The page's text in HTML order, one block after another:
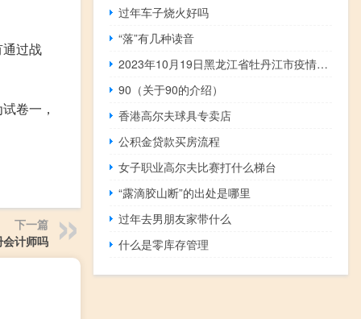
过战
卷一，
下一篇
计师吗
过年车子烧火好吗
“落”有几种读音
2023年10月19日黑龙江省牡丹江市疫情大数据-今日/今天疫情全网搜索最新实时消息动态情况通知播报
90（关于90的介绍）
香港高尔夫球具专卖店
公积金贷款买房流程
女子职业高尔夫比赛打什么梯台
“露滴胶山断”的出处是哪里
过年去男朋友家带什么
什么是零库存管理